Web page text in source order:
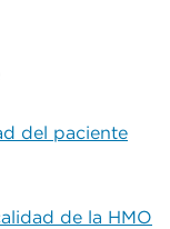
del paciente
de la HMO